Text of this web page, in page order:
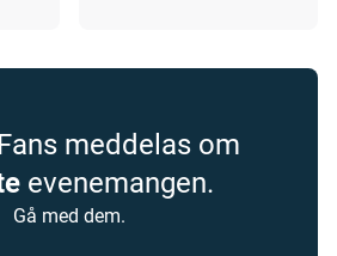
Fans meddelas om
evenemangen.
Gå med dem.